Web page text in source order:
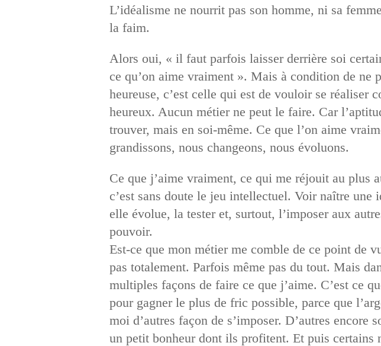
L’idéalisme ne nourrit pas son homme, ni sa
la faim.
Alors oui, « il faut parfois laisser derrière soi
ce qu’on aime vraiment ». Mais à condition de ne
heureuse, c’est celle qui est de vouloir se réaliser
heureux. Aucun métier ne peut le faire. Car
trouver, mais en soi-même. Ce que l’on aime
grandissons, nous changeons, nous évoluons.
Ce que j’aime vraiment, ce qui me réjouit au plus
c’est sans doute le jeu intellectuel. Voir naître
elle évolue, la tester et, surtout, l’imposer aux
pouvoir.
Est-ce que mon métier me comble de ce point de
pas totalement. Parfois même pas du tout. Mais
multiples façons de faire ce que j’aime. C’est ce
pour gagner le plus de fric possible, parce que
moi d’autres façon de s’imposer. D’autres
un petit bonheur dont ils profitent. Et puis certains